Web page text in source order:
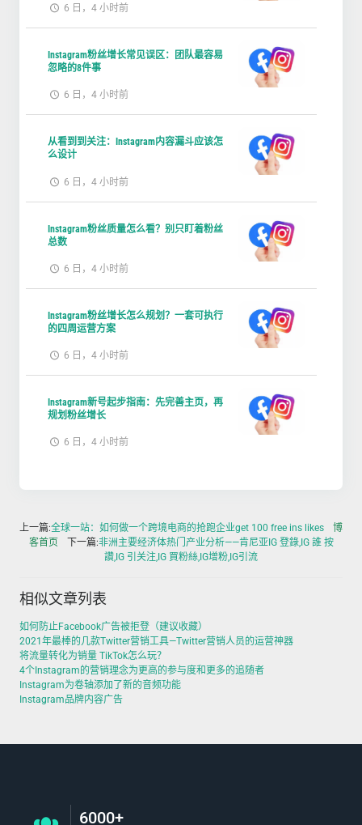
6 日，4 小时前
Instagram粉丝增长常见误区：团队最容易
忽略的8件事
6 日，4 小时前
从看到到关注：Instagram内容漏斗应该怎
么设计
6 日，4 小时前
Instagram粉丝质量怎么看？别只盯着粉丝
总数
6 日，4 小时前
Instagram粉丝增长怎么规划？一套可执行
的四周运营方案
6 日，4 小时前
Instagram新号起步指南：先完善主页，再
规划粉丝增长
6 日，4 小时前
上一篇:全球一站：如何做一个跨境电商的抢跑企业get 100 free ins likes
博
客首页
下一篇:非洲主要经济体热门产业分析——肯尼亚IG 登錄,IG 誰 按
讚,IG 引关注,IG 買粉絲,IG增粉,IG引流
相似文章列表
如何防止Facebook广告被拒登（建议收藏）
2021年最棒的几款Twitter营销工具—Twitter营销人员的运营神器
将流量转化为销量 TikTok怎么玩？
4个Instagram的营销理念为更高的参与度和更多的追随者
Instagram为卷轴添加了新的音频功能
Instagram品牌内容广告
6000+